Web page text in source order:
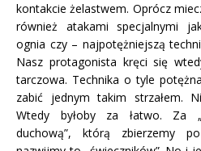
kontakcie żelastwem. Oprócz
również atakami specjalnymi
ognia czy – najpotężniejszą
Nasz protagonista kręci się
tarczowa. Technika o tyle
zabić jednym takim strzałem.
Wtedy byłoby za łatwo. Za
duchową”, którą zbierzemy